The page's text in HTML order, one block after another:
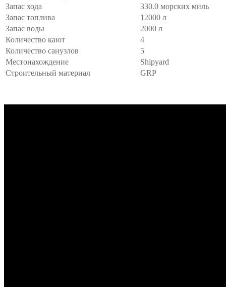
Запас хода
330.0 морских миль
Запас топлива
12000 л
Запас воды
2000 л
Количество кают
4
Количество санузлов
5
Местонахождение
Shipyard
Строительный материал
GRP